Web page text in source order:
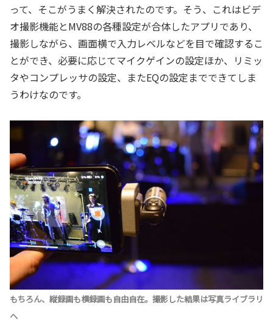
って、そこがうまく解決されたのです。そう、これはビデ
オ撮影機能とMV88の各種設定が合体したアプリであり、
撮影しながら、画面横で入力レベルなどを目で確認するこ
とができ、必要に応じてマイクゲインの設定ほか、リミッ
タやコンプレッサの設定、またEQの設定までできてしま
うわけなのです。
もちろん、縦録画も横録画も自由自在。撮影した結果は写真ライブラリ
へ